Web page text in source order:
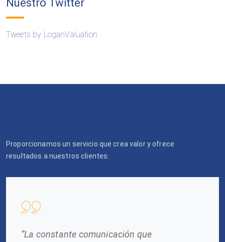
Nuestro Twitter
Tweets by LoganValuation
Proporcionamos un servicio que crea valor y ofrece
resultados a nuestros clientes.
“La constante comunicación que